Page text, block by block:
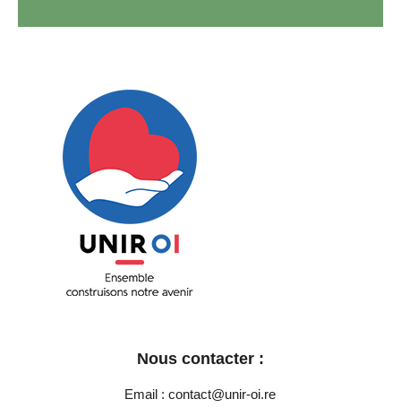
Ensemble construisons notre avenir
Nous contacter :
Email : contact@unir-oi.re